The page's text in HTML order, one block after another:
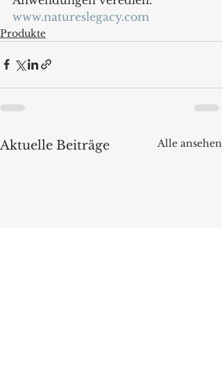
www.natureslegacy.com
Produkte
Aktuelle Beiträge Alle ansehen